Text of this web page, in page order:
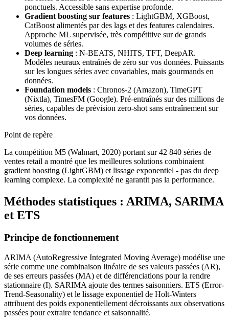
ponctuels. Accessible sans expertise profonde.
Gradient boosting sur features : LightGBM, XGBoost,
CatBoost alimentés par des lags et des features calendaires.
Approche ML supervisée, très compétitive sur de grands
volumes de séries.
Deep learning : N-BEATS, NHITS, TFT, DeepAR.
Modèles neuraux entraînés de zéro sur vos données. Puissants
sur les longues séries avec covariables, mais gourmands en
données.
Foundation models : Chronos-2 (Amazon), TimeGPT
(Nixtla), TimesFM (Google). Pré-entraînés sur des millions de
séries, capables de prévision zero-shot sans entraînement sur
vos données.
Point de repère
La compétition M5 (Walmart, 2020) portant sur 42 840 séries de
ventes retail a montré que les meilleures solutions combinaient
gradient boosting (LightGBM) et lissage exponentiel - pas du deep
learning complexe. La complexité ne garantit pas la performance.
Méthodes statistiques : ARIMA, SARIMA
et ETS
Principe de fonctionnement
ARIMA (AutoRegressive Integrated Moving Average) modélise une
série comme une combinaison linéaire de ses valeurs passées (AR),
de ses erreurs passées (MA) et de différenciations pour la rendre
stationnaire (I). SARIMA ajoute des termes saisonniers. ETS (Error-
Trend-Seasonality) et le lissage exponentiel de Holt-Winters
attribuent des poids exponentiellement décroissants aux observations
passées pour extraire tendance et saisonnalité.